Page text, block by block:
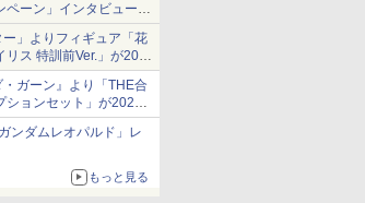
ペーン」インタビュー
寿司ならではの体験と
ー」よりフィギュア「花
ス 特訓前Ver.」が2027
ガーン』より「THE合
ションセット」が2027
ン」と連動するオプシ
ンダムレオパルド」レ
』30周年！インナーア
機構まで再現し最新フォ
もっと見る